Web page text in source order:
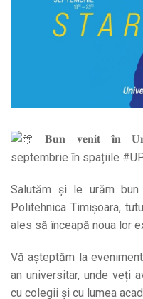
𝐁𝐮𝐧 𝐯𝐞𝐧𝐢𝐭 𝐢̂𝐧
septembrie în spațiile
Salutăm și le urăm
Politehnica Timișoara,
ales să înceapă noua lor
Vă așteptăm la
an universitar, unde veți
cu colegii și cu lumea